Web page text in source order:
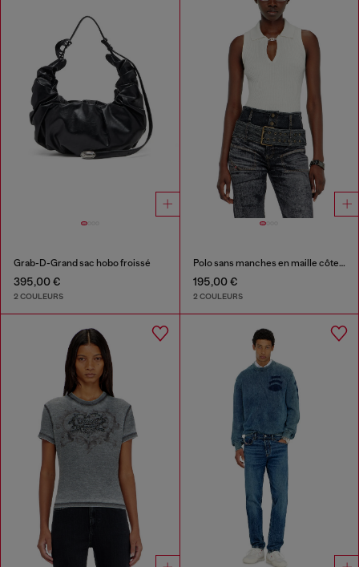
Grab-D-Grand sac hobo froissé
395,00 €
2 COULEURS
Polo sans manches en maille côtelée, mélange de soie
195,00 €
2 COULEURS